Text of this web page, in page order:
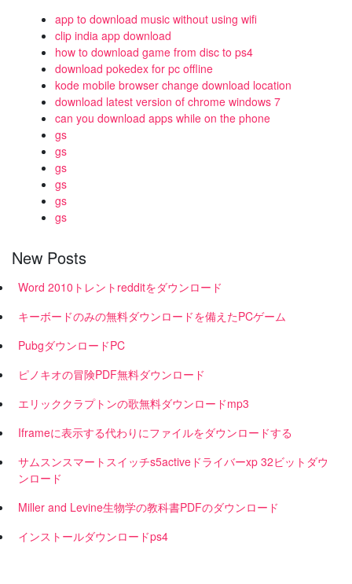
app to download music without using wifi
clip india app download
how to download game from disc to ps4
download pokedex for pc offline
kode mobile browser change download location
download latest version of chrome windows 7
can you download apps while on the phone
gs
gs
gs
gs
gs
gs
New Posts
Word 2010トレントredditをダウンロード
キーボードのみの無料ダウンロードを備えたPCゲーム
PubgダウンロードPC
ピノキオの冒険PDF無料ダウンロード
エリッククラプトンの歌無料ダウンロードmp3
Iframeに表示する代わりにファイルをダウンロードする
サムスンスマートスイッチs5activeドライバーxp 32ビットダウ
ンロード
Miller and Levine生物学の教科書PDFのダウンロード
インストールダウンロードps4